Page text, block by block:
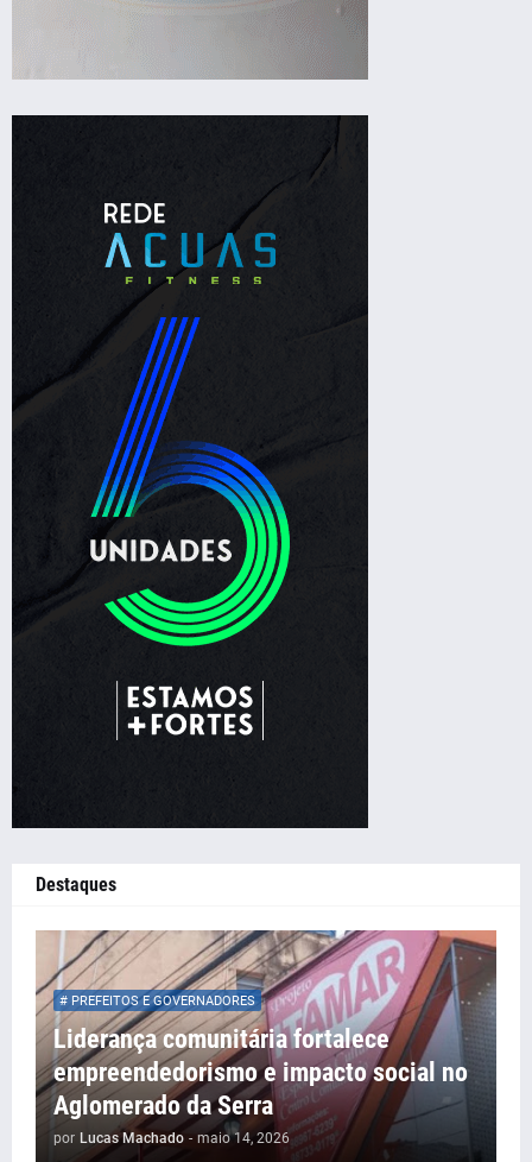
Destaques
# PREFEITOS E GOVERNADORES
Liderança comunitária fortalece
empreendedorismo e impacto social no
Aglomerado da Serra
por Lucas Machado - maio 14, 2026